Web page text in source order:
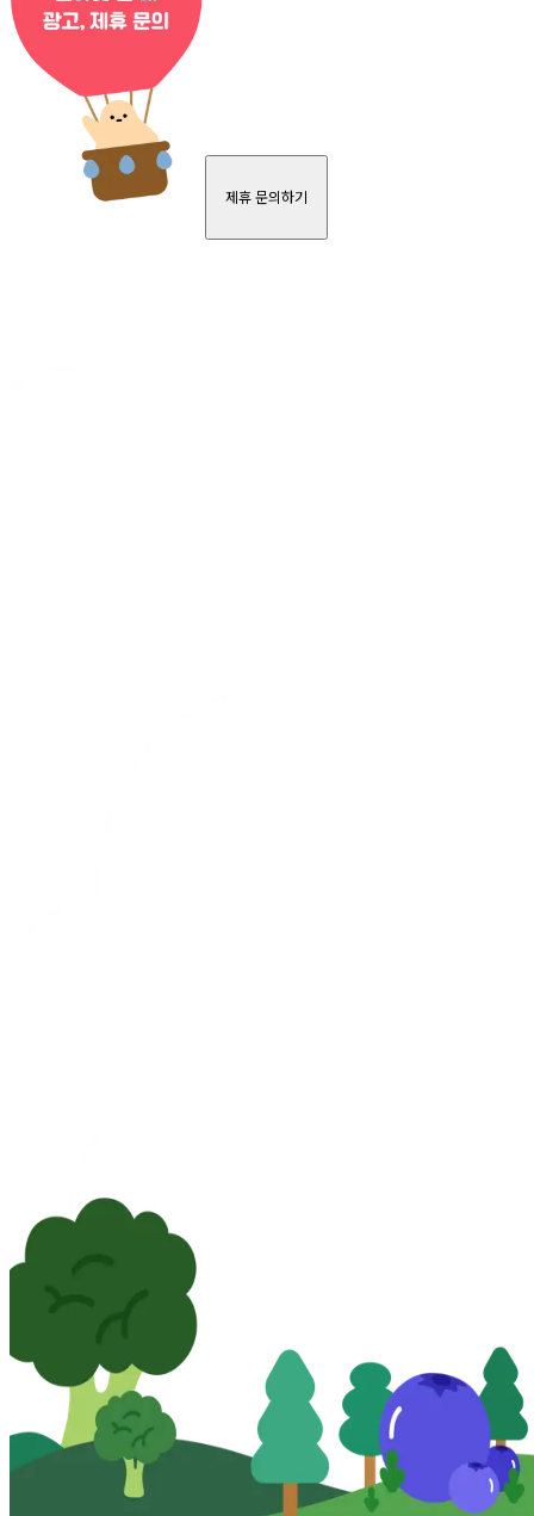
제휴 문의하기